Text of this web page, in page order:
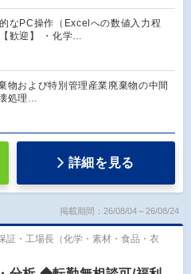
的なPC操作（Excelへの数値入力程
歓迎】 ・化学…
物および特別管理産業廃棄物の中間
処理…
詳細を見る
掲載期間：26/08/04～26/08/24
証・工場長（化学・素材・食品・衣